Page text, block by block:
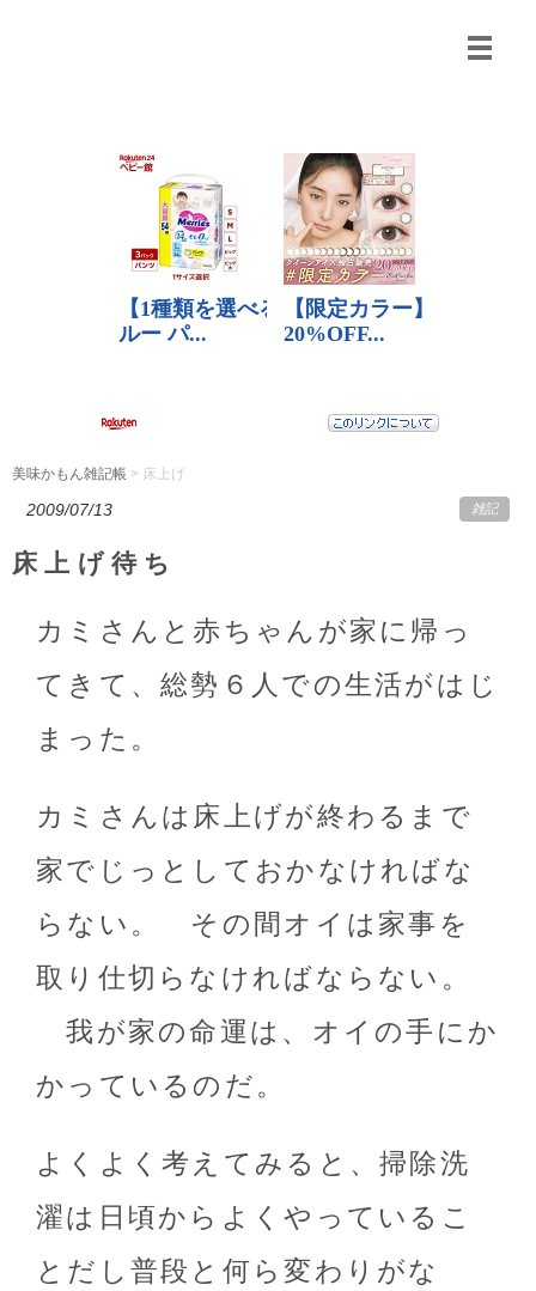
美味かもん雑記帳 > 床上げ
2009/07/13 雑記
床上げ待ち
カミさんと赤ちゃんが家に帰っ
てきて、総勢６人での生活がはじ
まった。
カミさんは床上げが終わるまで
家でじっとしておかなければな
らない。 その間オイは家事を
取り仕切らなければならない。
我が家の命運は、オイの手にか
かっているのだ。
よくよく考えてみると、掃除洗
濯は日頃からよくやっているこ
とだし普段と何ら変わりがな